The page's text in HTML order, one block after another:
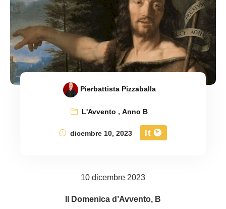
Pierbattista Pizzaballa
L'Avvento ,Anno B
dicembre 10, 2023
It
10 dicembre 2023
II Domenica d’Avvento, B